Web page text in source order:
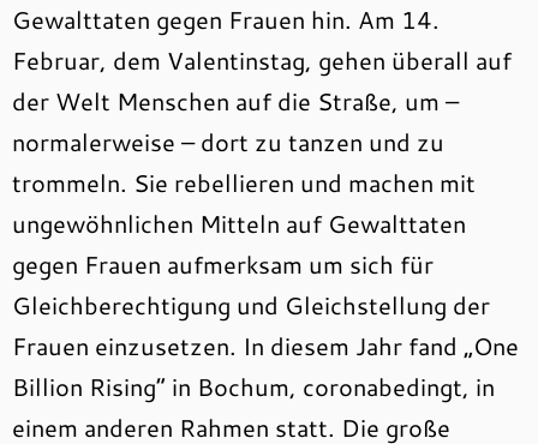
Gewalttaten gegen Frauen hin. Am 14.
Februar, dem Valentinstag, gehen überall auf
der Welt Menschen auf die Straße, um –
normalerweise – dort zu tanzen und zu
trommeln. Sie rebellieren und machen mit
ungewöhnlichen Mitteln auf Gewalttaten
gegen Frauen aufmerksam um sich für
Gleichberechtigung und Gleichstellung der
Frauen einzusetzen. In diesem Jahr fand „One
Billion Rising“ in Bochum, coronabedingt, in
einem anderen Rahmen statt. Die große